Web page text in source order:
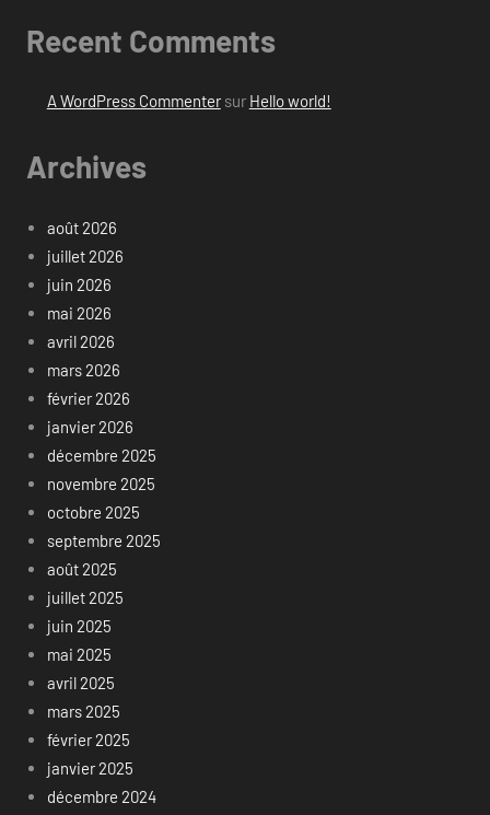
Recent Comments
A WordPress Commentersur Hello world!
Archives
août 2026
juillet 2026
juin 2026
mai 2026
avril 2026
mars 2026
février 2026
janvier 2026
décembre 2025
novembre 2025
octobre 2025
septembre 2025
août 2025
juillet 2025
juin 2025
mai 2025
avril 2025
mars 2025
février 2025
janvier 2025
décembre 2024